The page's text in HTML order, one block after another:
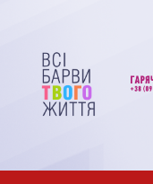
вмісту